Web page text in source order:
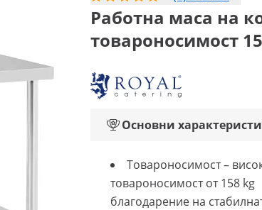
Работна маса на
товароносимост
Основни
Товароносимост –
товароносимост от 158 kg
благодарение на